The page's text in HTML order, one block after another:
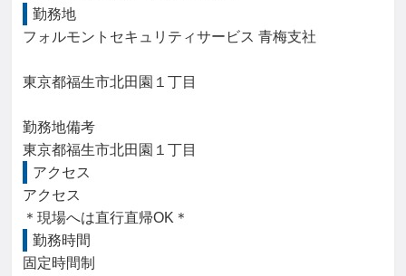
勤務地
フォルモントセキュリティサービス 青梅支社
東京都福生市北田園１丁目
勤務地備考
東京都福生市北田園１丁目
アクセス
アクセス
＊現場へは直行直帰OK＊
勤務時間
固定時間制